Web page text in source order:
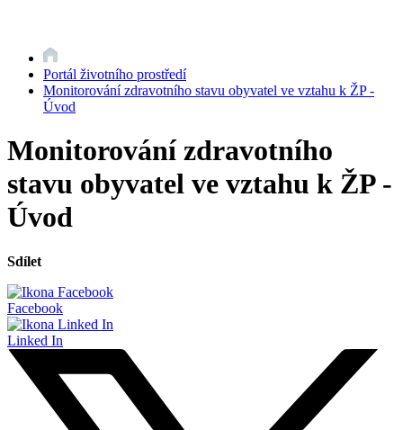
Portál životního prostředí
Monitorování zdravotního stavu obyvatel ve vztahu k ŽP -
Úvod
Monitorování zdravotního
stavu obyvatel ve vztahu k ŽP -
Úvod
Sdílet
Facebook
Linked In